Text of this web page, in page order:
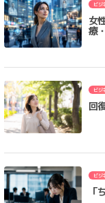
ビジ
女
療
ビジ
回
ビジ
「